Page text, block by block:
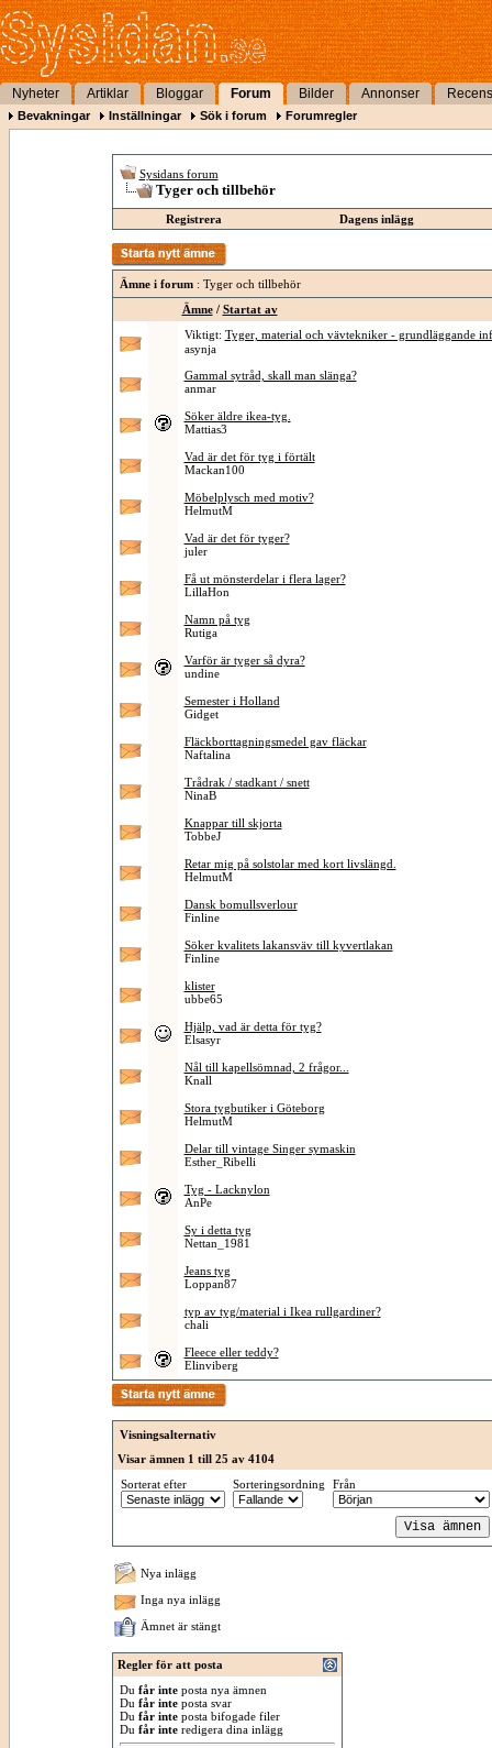
Nyheter Artiklar Bloggar Forum Bilder Annonser
Bevakningar Inställningar Sök i forum Forumregler
Sysidans forum
Tyger och tillbehör
Registrera Dagens inlägg
Ämne i forum: Tyger och tillbehör
Ämne/ Startat av
Viktigt: Tyger, material och vävtekniker - grundläggande
asynja
Gammal sytråd, skall man slänga?
anmar
Söker äldre ikea-tyg.
Mattias3
Vad är det för tyg i förtält
Mackan100
Möbelplysch med motiv?
HelmutM
Vad är det för tyger?
juler
Få ut mönsterdelar i flera lager?
LillaHon
Namn på tyg
Rutiga
Varför är tyger så dyra?
undine
Semester i Holland
Gidget
Fläckborttagningsmedel gav fläckar
Naftalina
Trådrak / stadkant / snett
NinaB
Knappar till skjorta
TobbeJ
Retar mig på solstolar med kort livslängd.
HelmutM
Dansk bomullsverlour
Finline
Söker kvalitets lakansväv till kyvertlakan
Finline
klister
ubbe65
Hjälp, vad är detta för tyg?
Elsasyr
Nål till kapellsömnad, 2 frågor...
Knall
Stora tygbutiker i Göteborg
HelmutM
Delar till vintage Singer symaskin
Esther_Ribelli
Tyg - Lacknylon
AnPe
Sy i detta tyg
Nettan_1981
Jeans tyg
Loppan87
typ av tyg/material i Ikea rullgardiner?
chali
Fleece eller teddy?
Elinviberg
Visningsalternativ
Visar ämnen 1 till 25 av 4104
Sorterat efter
Sorteringsordning Från
Nya inlägg
Inga nya inlägg
Ämnet är stängt
Regler för att posta
Du får inteposta nya ämnen
Du får inteposta svar
Du får inteposta bifogade filer
Du får interedigera dina inlägg